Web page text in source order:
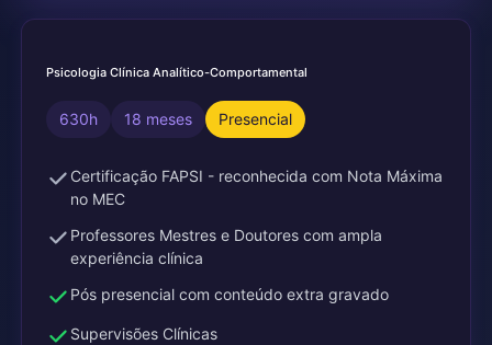
Psicologia Clínica Analítico-Comportamental
630h 18 meses Presencial
Certificação FAPSI - reconhecida com Nota Máxima
no MEC
Professores Mestres e Doutores com ampla
experiência clínica
Pós presencial com conteúdo extra gravado
Supervisões Clínicas